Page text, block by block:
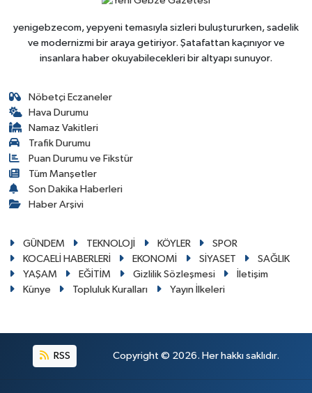
yenigebzecom, yepyeni temasıyla sizleri buluştururken, sadelik
ve modernizmi bir araya getiriyor. Şatafattan kaçınıyor ve
insanlara haber okuyabilecekleri bir altyapı sunuyor.
Nöbetçi Eczaneler
Hava Durumu
Namaz Vakitleri
Trafik Durumu
Puan Durumu ve Fikstür
Tüm Manşetler
Son Dakika Haberleri
Haber Arşivi
GÜNDEM TEKNOLOJİ KÖYLER
SPOR
KOCAELİ HABERLERİ
EKONOMİ SİYASET
SAĞLIK
YAŞAM
EĞİTİM Gizlilik Sözleşmesi
İletişim
Künye
Topluluk Kuralları Yayın İlkeleri
RSS Copyright © 2026. Her hakkı saklıdır.